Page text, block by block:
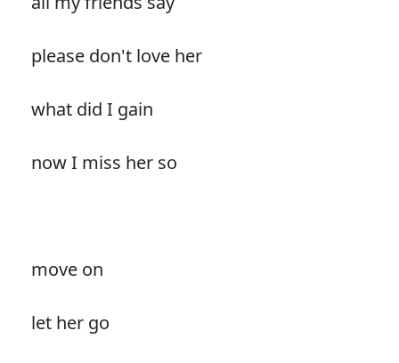
please don't love her
what did I gain
now I miss her so
move on
let her go